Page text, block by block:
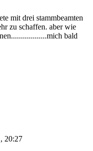
mit drei stammbeamten
zu schaffen. aber wie
bald
20:27